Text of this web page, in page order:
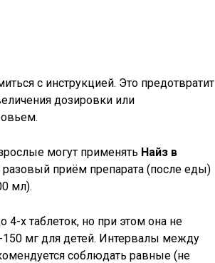
с инструкцией. Это предотвратит
дозировки или
могут применять Найз в
разовый приём препарата (после еды)
мл).
4-х таблеток, но при этом она не
мг для детей. Интервалы между
соблюдать равные (не